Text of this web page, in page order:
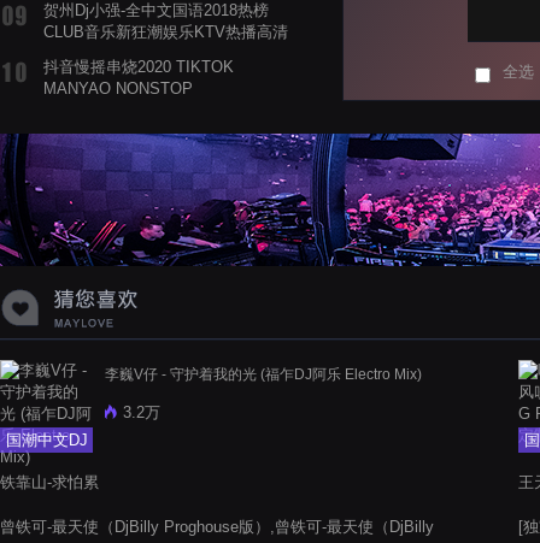
贺州Dj小强-全中文国语2018热榜
CLUB音乐新狂潮娱乐KTV热播高清
抖音慢摇串烧2020 TIKTOK
MANYAO NONSTOP
蝉爸爸妈妈爱存在夏天的风是想你的
声音啊
全选
国潮中文DJ
李巍V仔 - 守护着我的光 (福乍DJ阿乐 Electro Mix)
3.2万
铁靠山-求怕累
曾铁可-最天使（DjBilly Proghouse版）,曾铁可-最天使（DjBilly
王
[